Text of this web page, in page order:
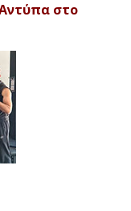
στο